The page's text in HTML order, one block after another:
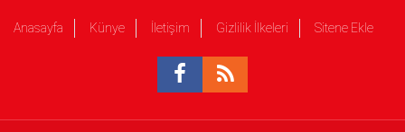
Anasayfa Künye İletişim Gizlilik İlkeleri Sitene Ekle